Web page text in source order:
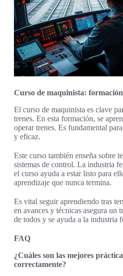
Curso de maquinista: formación
El curso de maquinista es clave
trenes. En esta formación, se
operar trenes. Es fundamental
y eficaz.
Este curso también enseña sobre
sistemas de control. La industria
el curso ayuda a estar listo para
aprendizaje que nunca termina.
Es vital seguir aprendiendo tras
en avances y técnicas asegura un
de todos y se ayuda a la industria
FAQ
¿Cuáles son las mejores
correctamente?